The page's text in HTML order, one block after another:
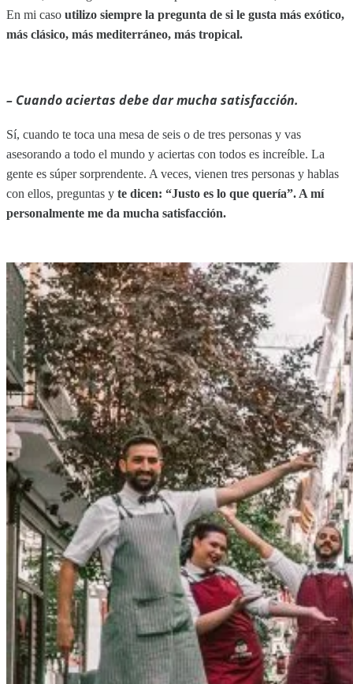
En mi caso utilizo siempre la pregunta de si le gusta más exótico,
más clásico, más mediterráneo, más tropical.
– Cuando aciertas debe dar mucha satisfacción.
Sí, cuando te toca una mesa de seis o de tres personas y vas
asesorando a todo el mundo y aciertas con todos es increíble. La
gente es súper sorprendente. A veces, vienen tres personas y hablas
con ellos, preguntas y te dicen: “Justo es lo que quería”. A mí
personalmente me da mucha satisfacción.